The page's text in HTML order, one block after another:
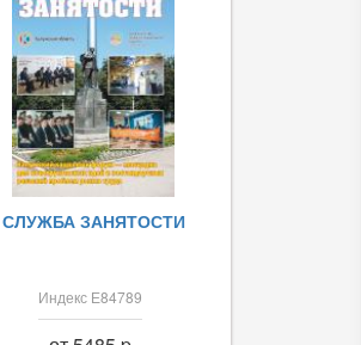
СЛУЖБА ЗАНЯТОСТИ
Индекс Е84789